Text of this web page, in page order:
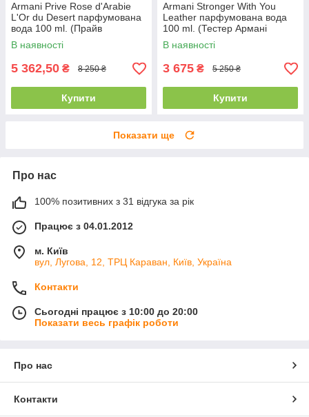
Armani Prive Rose d'Arabie
L'Or du Desert парфумована
вода 100 ml. (Прайв
Арабська Троянда Золото
пустелі)
В наявності
5 362,50 ₴ 8 250 ₴
Купити
Armani Stronger With You
Leather парфумована вода
100 ml. (Тестер Армані
Стронгер Віз Ю Лезер)
В наявності
3 675 ₴ 5 250 ₴
Купити
Показати ще
Про нас
100% позитивних з 31 відгука за рік
Працює з 04.01.2012
м. Київ
вул, Лугова, 12, ТРЦ Караван, Київ, Україна
Контакти
Сьогодні працює з 10:00 до 20:00
Показати весь графік роботи
Про нас
Контакти